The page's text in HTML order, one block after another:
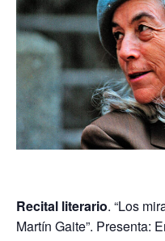
Recital literario. “Los
Martín Gaite”. Presenta: